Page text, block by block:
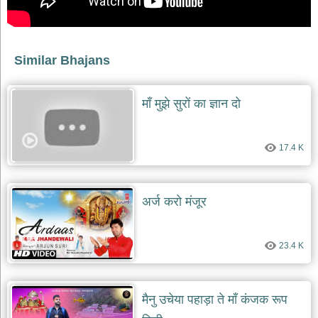
देश
भजन
patriotic
भजन
khatu
रानी
सती
दादी
भजन
rani
sati
dadi
बावा
लाल
Similar Bhajans
माँ मुझे सुरों का ज्ञान दो
17.4 K
अर्ज करो मंजूर
23.4 K
मैनु उचेया पहाड़ा ते माँ कंजक रूप